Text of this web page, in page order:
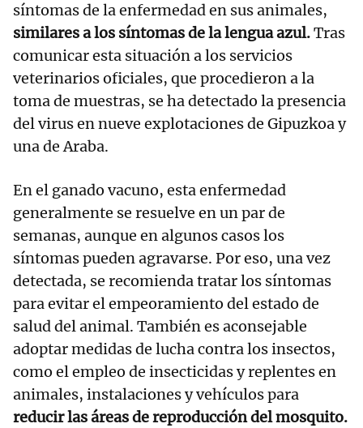
síntomas de la enfermedad en sus animales,
similares a los síntomas de la lengua azul.Tras
comunicar esta situación a los servicios
veterinarios oficiales, que procedieron a la
toma de muestras, se ha detectado la presencia
del virus en nueve explotaciones de Gipuzkoa y
una de Araba.
En el ganado vacuno, esta enfermedad
generalmente se resuelve en un par de
semanas, aunque en algunos casos los
síntomas pueden agravarse. Por eso, una vez
detectada, se recomienda tratar los síntomas
para evitar el empeoramiento del estado de
salud del animal. También es aconsejable
adoptar medidas de lucha contra los insectos,
como el empleo de insecticidas y replentes en
animales, instalaciones y vehículos para
reducir las áreas de reproducción del mosquito.